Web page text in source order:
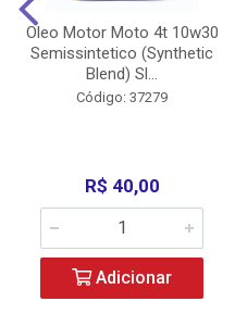
Oleo Motor Moto 4t 10w30
Semissintetico (Synthetic
Blend) Sl...
Código: 37279
R$ 40,00
Adicionar